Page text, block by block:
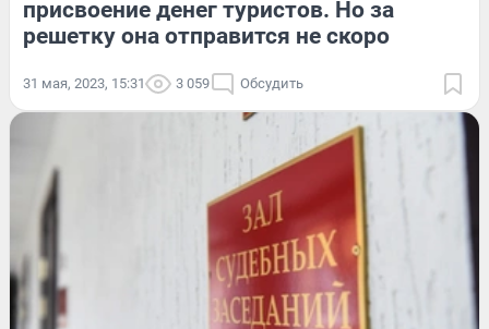
присвоение денег туристов. Но за
решетку она отправится не скоро
31 мая, 2023, 15:31 3 059 Обсудить